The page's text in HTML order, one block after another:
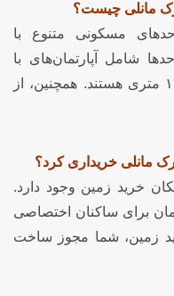
مسکونی متنوع با
شامل آپارتمان‌های با
متراژهای ۷۵ متری، ۹۰ متری و ۱۲۰ متری هستند. همچنین، از
خرید زمین وجود دارد.
برای ساکنان اختصاصی
زمین، شما مجوز ساخت